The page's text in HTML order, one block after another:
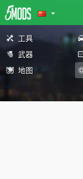
工具
武器
地图